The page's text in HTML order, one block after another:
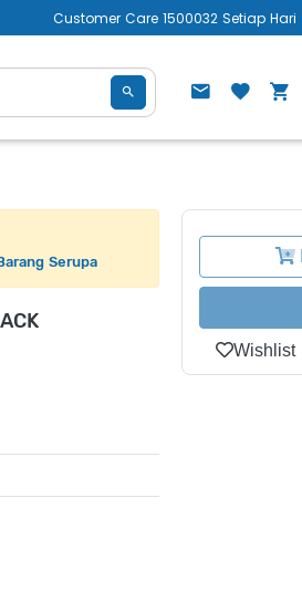
Customer Care 1500032 Setiap
Serupa
Wishlist